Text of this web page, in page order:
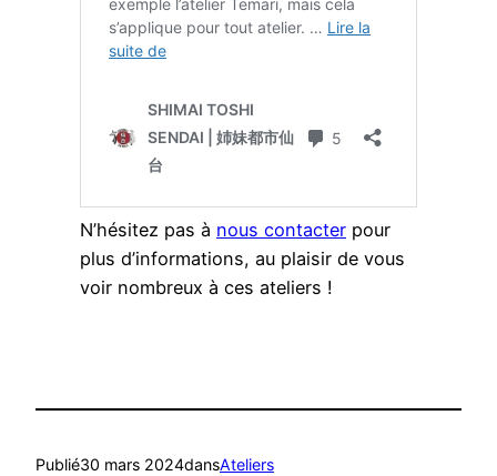
N’hésitez pas à nous contacter pour
plus d’informations, au plaisir de vous
voir nombreux à ces ateliers !
Publié30 mars 2024dansAteliers